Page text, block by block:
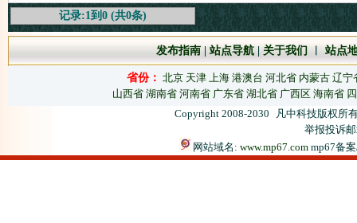
记录:1到0 (共0条)
发布指南|站点导航| 关于我们 站点
省份： 北京 天津 上海 港澳台 河北省 内蒙古 辽宁
山西省 湖南省 河南省 广东省 湖北省 广西区 海南省
Copyright 2008-2030
凡中科技版权所
举报投诉
网站域名: www.mp67.com mp67备